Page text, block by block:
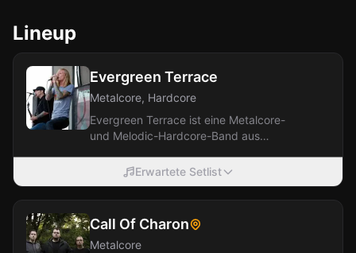
Lineup
Evergreen Terrace
Metalcore, Hardcore
Evergreen Terrace ist eine Metalcore-
und Melodic-Hardcore-Band aus
gegründet wurde....
Erwartete Setlist
Call Of Charon
Metalcore